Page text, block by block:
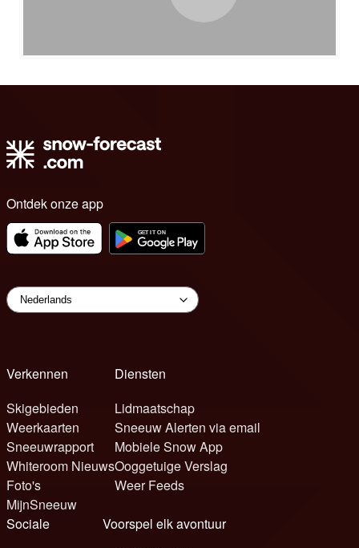
Ontdek onze app
Verkennen
Skigebieden
Weerkaarten
Sneeuwrapport
Whiteroom Nieuws
Foto's
MijnSneeuw
Diensten
Lidmaatschap
Sneeuw Alerten via email
Mobiele Snow App
Ooggetuige Verslag
Weer Feeds
Sociale
Voorspel elk avontuur